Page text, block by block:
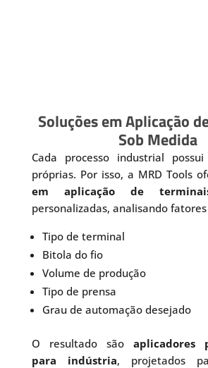
Soluções em Aplicação
Sob Medida
Cada processo industrial possui
próprias. Por isso, a MRD Tools
em aplicação de
personalizadas, analisando
Tipo de terminal
Bitola do fio
Volume de produção
Tipo de prensa
Grau de automação desejado
O resultado sãoaplicadores
para indústria, projetados